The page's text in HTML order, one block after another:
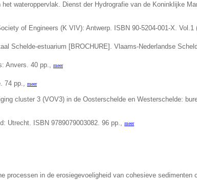
wateroppervlak. Dienst der Hydrografie van de Koninklijke
of Engineers (K VIV): Antwerp. ISBN 90-5204-001-X. Vol.1
Schelde-estuarium [BROCHURE]. Vlaams-Nederlandse
Anvers. 40 pp., meer
74 pp., meer
cluster 3 (VOV3) in de Oosterschelde en Westerschelde:
Utrecht. ISBN 9789079003082. 96 pp., meer
processen in de erosiegevoeligheid van cohesieve sedimenten